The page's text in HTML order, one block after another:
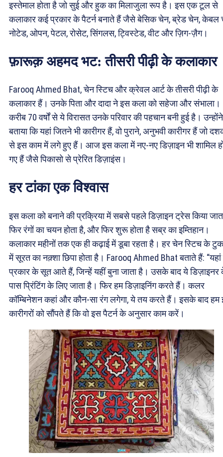
इस्तेमाल होता है जो सुई और हुक का मिलाजुला रूप है। इस एक टूल से
कलाकार कई प्रकार के पैटर्न बनाते हैं जैसे बेसिक चेन, ब्रेड चेन, केबल
नोटेड, ओपन, पेटल, रोसेट, सिंगलस, ट्विस्टेड, वीट और ज़िग-ज़ैग।
फ़ारूक़ अहमद भट: तीसरी पीढ़ी के कलाकार
Farooq Ahmed Bhat, चेन स्टिच और क्रेवल आर्ट के तीसरी पीढ़ी के
कलाकार हैं। उनके पिता और दादा ने इस कला को सहेजा और संभाला।
करीब 70 वर्षों से ये विरासत उनके परिवार की पहचान बनी हुई है। उन्होंने
बताया कि यहां जितने भी कारीगर हैं, वो पुराने, अनुभवी कारीगर हैं जो
से इस काम में लगे हुए हैं। आज इस कला में नए-नए डिज़ाइन भी शामिल
गए हैं जैसे पिकासो से प्रेरित डिज़ाइंस।
हर टांका एक विश्वास
इस कला को बनाने की प्रक्रिया में सबसे पहले डिज़ाइन ट्रेस किया
फिर रंगों का चयन होता है, और फिर शुरू होता है सब्र का इम्तिहान।
कलाकार महीनों तक एक ही कढ़ाई में डूबा रहता है। हर चेन स्टिच के
में सूरत का नक़्शा छिपा होता है। Farooq Ahmed Bhat बताते हैं: “यहां
प्रकार के सूत आते हैं, जिन्हें यहीं बुना जाता है। उसके बाद ये डिज़ाइनर
पास प्रिंटिंग के लिए जाता है। फिर हम डिज़ाइनिंग करते हैं। कलर
कॉम्बिनेशन कहां और कौन-सा रंग लगेगा, ये तय करते हैं। इसके बाद हम
कारीगरों को सौंपते हैं कि वो इस पैटर्न के अनुसार काम करें।